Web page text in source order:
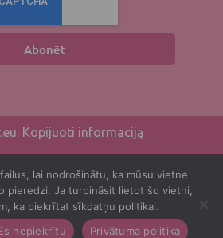
Abonēt
Kopijuoti informaciją
lai nodrošinātu, ka mūsu vietne
pieredzi. Ja turpināsit lietot šo vietni,
ka piekrītat sīkdatņu politikai.
nepiekrītu Privātuma politika